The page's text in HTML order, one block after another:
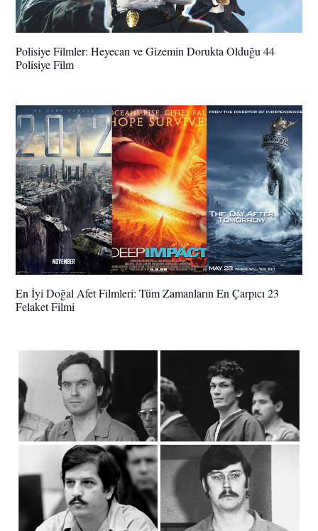
Polisiye Filmler: Heyecan ve Gizemin Dorukta Olduğu 44
Polisiye Film
En İyi Doğal Afet Filmleri: Tüm Zamanların En Çarpıcı 23
Felaket Filmi